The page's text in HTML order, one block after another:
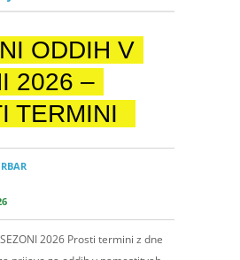
ODDIH V
2026 –
TERMINI
2026 Prosti termini z dne